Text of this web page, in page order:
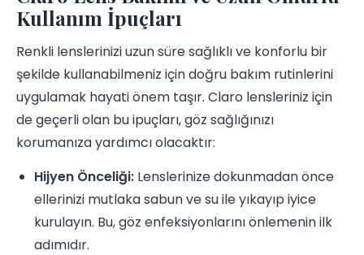
Kullanım İpuçları
Renkli lenslerinizi uzun süre sağlıklı ve konforlu bir
şekilde kullanabilmeniz için doğru bakım rutinlerini
uygulamak hayati önem taşır. Claro lensleriniz için
de geçerli olan bu ipuçları, göz sağlığınızı
korumanıza yardımcı olacaktır:
Hijyen Önceliği: Lenslerinize dokunmadan önce
ellerinizi mutlaka sabun ve su ile yıkayıp iyice
kurulayın. Bu, göz enfeksiyonlarını önlemenin ilk
adımıdır.